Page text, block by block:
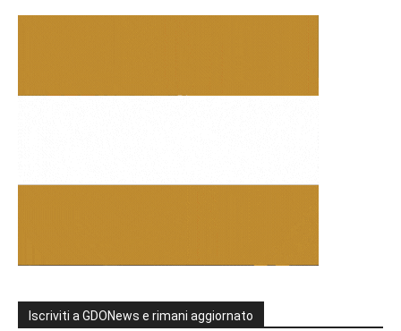
Iscriviti a GDONews e rimani aggiornato